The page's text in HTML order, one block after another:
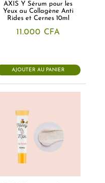
AXIS Y Sérum pour les
Yeux au Collagène Anti
Rides et Cernes 10ml
11.000 CFA
AJOUTER AU PANIER